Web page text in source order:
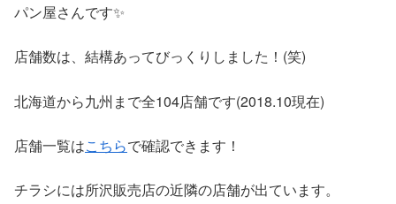
パン屋さんです✨
店舗数は、結構あってびっくりしました！(笑)
北海道から九州まで全104店舗です(2018.10現在)
店舗一覧はこちらで確認できます！
チラシには所沢販売店の近隣の店舗が出ています。